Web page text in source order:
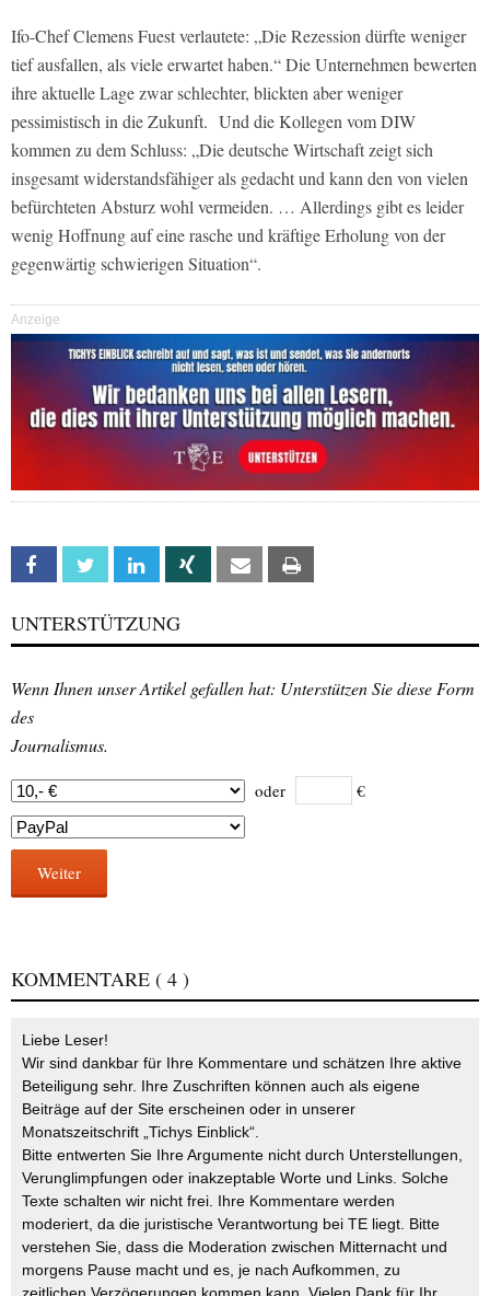
Ifo-Chef Clemens Fuest verlautete: „Die Rezession dürfte weniger
tief ausfallen, als viele erwartet haben.“ Die Unternehmen bewerten
ihre aktuelle Lage zwar schlechter, blickten aber weniger
pessimistisch in die Zukunft. Und die Kollegen vom DIW
kommen zu dem Schluss: „Die deutsche Wirtschaft zeigt sich
insgesamt widerstandsfähiger als gedacht und kann den von vielen
befürchteten Absturz wohl vermeiden. … Allerdings gibt es leider
wenig Hoffnung auf eine rasche und kräftige Erholung von der
gegenwärtig schwierigen Situation“.
Anzeige
Facebook Twitter Linkedin Xing Email
UNTERSTÜTZUNG
Wenn Ihnen unser Artikel gefallen hat: Unterstützen Sie diese Form
des
Journalismus.
oder €
Weiter
KOMMENTARE ( 4 )
Liebe Leser!
Wir sind dankbar für Ihre Kommentare und schätzen Ihre aktive
Beteiligung sehr. Ihre Zuschriften können auch als eigene
Beiträge auf der Site erscheinen oder in unserer
Monatszeitschrift „Tichys Einblick“.
Bitte entwerten Sie Ihre Argumente nicht durch Unterstellungen,
Verunglimpfungen oder inakzeptable Worte und Links. Solche
Texte schalten wir nicht frei. Ihre Kommentare werden
moderiert, da die juristische Verantwortung bei TE liegt. Bitte
verstehen Sie, dass die Moderation zwischen Mitternacht und
morgens Pause macht und es, je nach Aufkommen, zu
zeitlichen Verzögerungen kommen kann. Vielen Dank für Ihr